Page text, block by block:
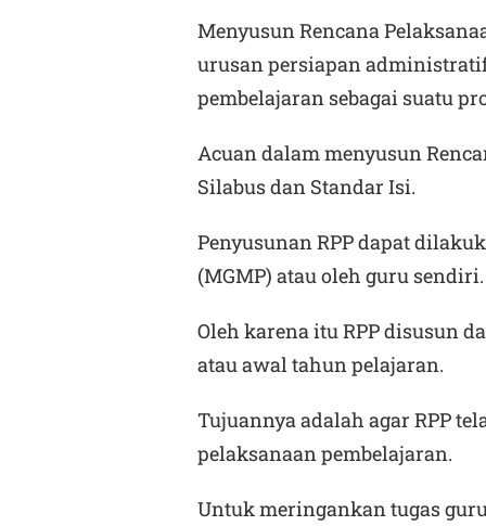
Menyusun Rencana
urusan persiapan
pembelajaran sebagai suatu
Acuan dalam menyusun
Silabus dan Standar Isi.
Penyusunan RPP dapat
(MGMP) atau oleh guru sendiri.
Oleh karena itu RPP disusun
atau awal tahun pelajaran.
Tujuannya adalah agar RPP
pelaksanaan pembelajaran.
Untuk meringankan tugas